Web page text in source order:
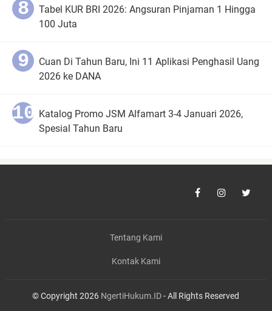
Tabel KUR BRI 2026: Angsuran Pinjaman 1 Hingga
100 Juta
Cuan Di Tahun Baru, Ini 11 Aplikasi Penghasil Uang
2026 ke DANA
Katalog Promo JSM Alfamart 3-4 Januari 2026,
Spesial Tahun Baru
Tentang Kami
Kontak Kami
© Copyright 2026 NgertiHukum.ID- All Rights Reserved